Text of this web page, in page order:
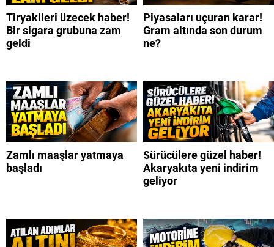
Tiryakileri üzecek haber!
Bir sigara grubuna zam
geldi
Piyasaları uçuran karar!
Gram altında son durum
ne?
Zamlı maaşlar yatmaya
başladı
Sürücülere güzel haber!
Akaryakıta yeni indirim
geliyor